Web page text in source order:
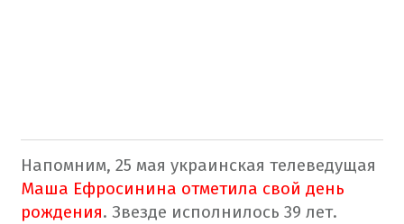
Напомним, 25 мая украинская телеведущая
Маша Ефросинина отметила свой день
рождения. Звезде исполнилось 39 лет.